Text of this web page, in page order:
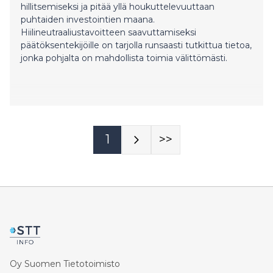
hillitsemiseksi ja pitää yllä houkuttelevuuttaan
puhtaiden investointien maana.
Hiilineutraaliustavoitteen saavuttamiseksi
päätöksentekijöille on tarjolla runsaasti tutkittua tietoa,
jonka pohjalta on mahdollista toimia välittömästi.
1 >>
Oy Suomen Tietotoimisto